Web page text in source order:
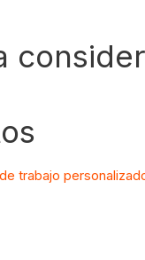
trabajo